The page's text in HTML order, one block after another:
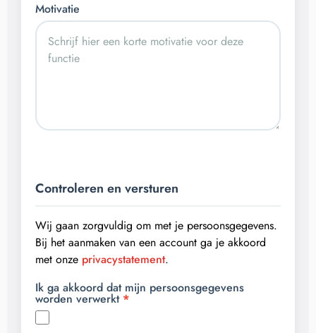
Motivatie
Controleren en versturen
Wij gaan zorgvuldig om met je persoonsgegevens.
Bij het aanmaken van een account ga je akkoord
met onze privacystatement.
Ik ga akkoord dat mijn persoonsgegevens
worden verwerkt